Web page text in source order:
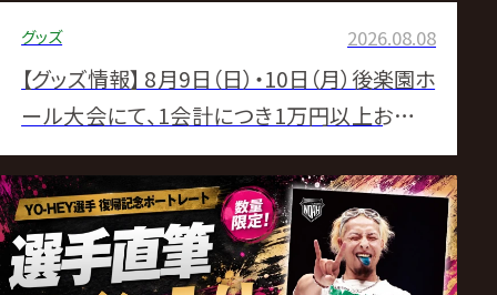
グッズ 2026.08.08
【グッズ情報】 8月9日（日）・10日（月）後楽園ホ
ール大会にて、1会計につき1万円以上お買い
上げの方に、先着で「選べる非売品B2ビジュア
ルポスター」をプレゼント！